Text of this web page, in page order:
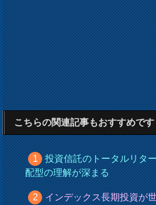
こちらの関連記事もおすすめです
投資信託のトータルリタ
配型の理解が深まる
インデックス長期投資が